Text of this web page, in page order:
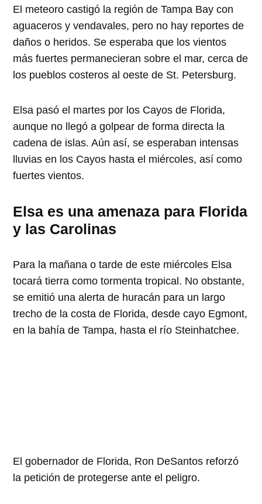
El meteoro castigó la región de Tampa Bay con
aguaceros y vendavales, pero no hay reportes de
daños o heridos. Se esperaba que los vientos
más fuertes permanecieran sobre el mar, cerca de
los pueblos costeros al oeste de St. Petersburg.
Elsa pasó el martes por los Cayos de Florida,
aunque no llegó a golpear de forma directa la
cadena de islas. Aún así, se esperaban intensas
lluvias en los Cayos hasta el miércoles, así como
fuertes vientos.
Elsa es una amenaza para Florida
y las Carolinas
Para la mañana o tarde de este miércoles Elsa
tocará tierra como tormenta tropical. No obstante,
se emitió una alerta de huracán para un largo
trecho de la costa de Florida, desde cayo Egmont,
en la bahía de Tampa, hasta el río Steinhatchee.
El gobernador de Florida, Ron DeSantos reforzó
la petición de protegerse ante el peligro.